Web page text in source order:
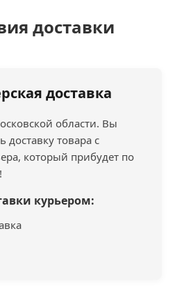
доставки
доставка
области. Вы
доставку товара с
который прибудет по
курьером: